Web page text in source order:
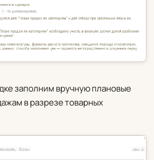
заполним вручную плановые
в разрезе товарных